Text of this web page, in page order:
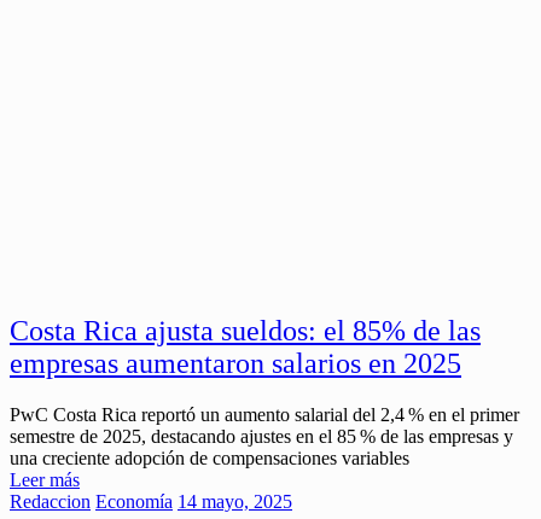
Costa Rica ajusta sueldos: el 85% de las
empresas aumentaron salarios en 2025
PwC Costa Rica reportó un aumento salarial del 2,4 % en el primer
semestre de 2025, destacando ajustes en el 85 % de las empresas y
una creciente adopción de compensaciones variables
Leer más
Redaccion Economía 14 mayo, 2025